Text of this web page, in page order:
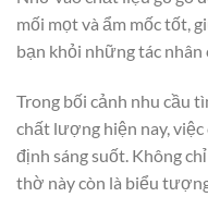
mối mọt và ẩm mốc tốt,
bạn khỏi những tác
Trong bối cảnh nhu cầu
chất lượng hiện nay,
định sáng suốt. Không
thờ này còn là biểu